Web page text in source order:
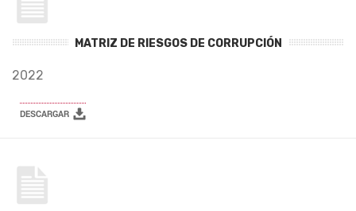
MATRIZ DE RIESGOS DE CORRUPCIÓN
2022